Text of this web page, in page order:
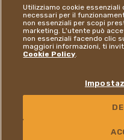
Ferrero Travel Market
Copyright e marchi
Informativa sulla
vulnerabilità
Ferrero Hazelnut
Modelli organizzativi
Utilizziamo cookie
necessari per il
non essenziali per scopi
marketing. L'utente può
non essenziali facendo clic
maggiori informazioni, ti
Cookie Policy.